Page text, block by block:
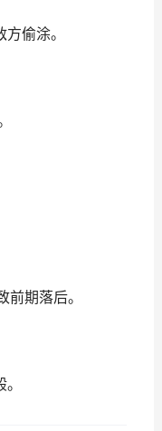
偷涂。
期落后。